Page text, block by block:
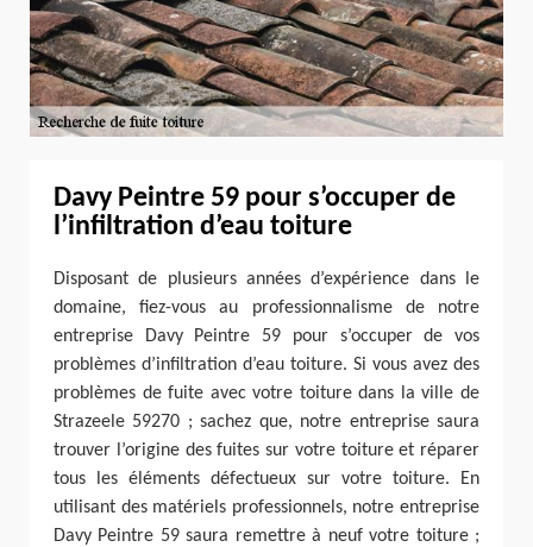
Davy Peintre 59 pour s’occuper de
l’infiltration d’eau toiture
Disposant de plusieurs années d’expérience dans le
domaine, fiez-vous au professionnalisme de notre
entreprise Davy Peintre 59 pour s’occuper de vos
problèmes d’infiltration d’eau toiture. Si vous avez des
problèmes de fuite avec votre toiture dans la ville de
Strazeele 59270 ; sachez que, notre entreprise saura
trouver l’origine des fuites sur votre toiture et réparer
tous les éléments défectueux sur votre toiture. En
utilisant des matériels professionnels, notre entreprise
Davy Peintre 59 saura remettre à neuf votre toiture ;